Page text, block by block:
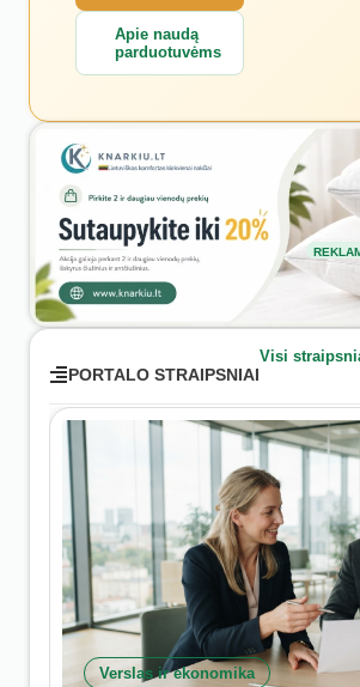
Apie naudą
parduotuvėms
PORTALO STRAIPSNIAI
Visi
Verslas ir ekonomika